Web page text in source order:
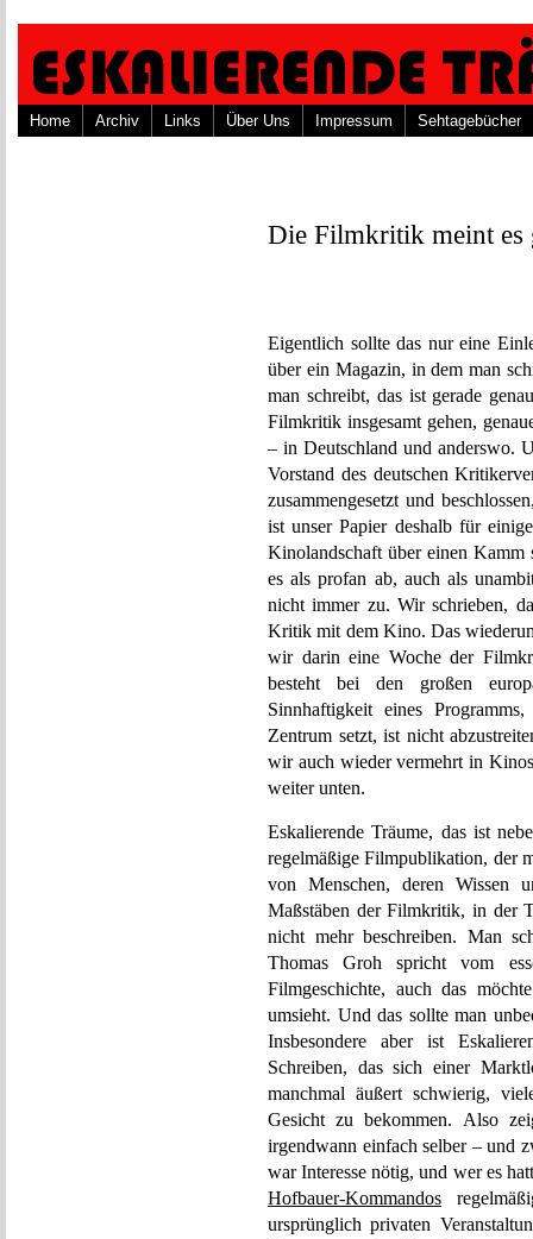
Home Archiv Links Über Uns Impressum Sehtagebücher
Die Filmkritik meint
Eigentlich sollte das nur eine
über ein Magazin, in dem man
man schreibt, das ist gerade
Filmkritik insgesamt gehen,
– in Deutschland und anderswo.
Vorstand des deutschen
zusammengesetzt und
ist unser Papier deshalb für
Kinolandschaft über einen
es als profan ab, auch als
nicht immer zu. Wir schrieben,
Kritik mit dem Kino. Das
wir darin eine Woche der
besteht bei den großen
Sinnhaftigkeit eines
Zentrum setzt, ist nicht
wir auch wieder vermehrt in
weiter unten.
Eskalierende Träume, das ist
regelmäßige Filmpublikation, der
von Menschen, deren Wissen
Maßstäben der Filmkritik, in der
nicht mehr beschreiben. Man
Thomas Groh spricht vom
Filmgeschichte, auch das
umsieht. Und das sollte man
Insbesondere aber ist
Schreiben, das sich einer
manchmal äußert schwierig,
Gesicht zu bekommen. Also
irgendwann einfach selber – und
war Interesse nötig, und wer es
Hofbauer-Kommandos
ursprünglich privaten